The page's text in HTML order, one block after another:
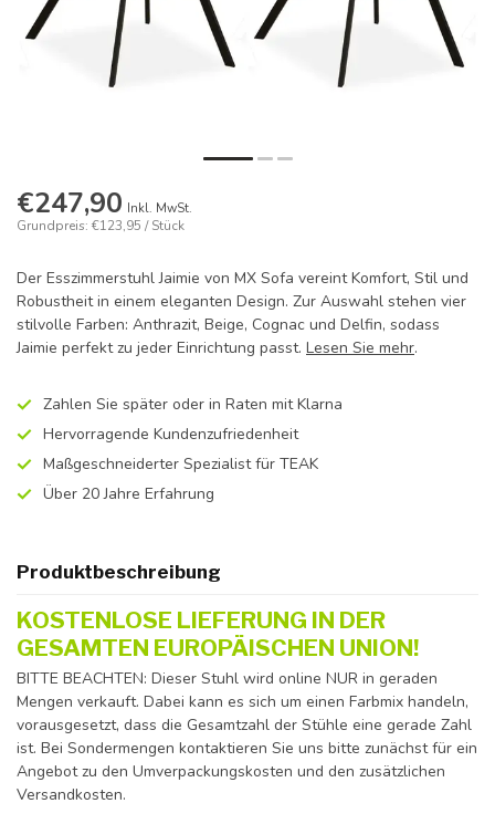
€247,90 Inkl. MwSt.
Grundpreis: €123,95 / Stück
Der Esszimmerstuhl Jaimie von MX Sofa vereint Komfort, Stil und
Robustheit in einem eleganten Design. Zur Auswahl stehen vier
stilvolle Farben: Anthrazit, Beige, Cognac und Delfin, sodass
Jaimie perfekt zu jeder Einrichtung passt. Lesen Sie mehr.
Zahlen Sie später oder in Raten mit Klarna
Hervorragende Kundenzufriedenheit
Maßgeschneiderter Spezialist für TEAK
Über 20 Jahre Erfahrung
Produktbeschreibung
KOSTENLOSE LIEFERUNG IN DER
GESAMTEN EUROPÄISCHEN UNION!
BITTE BEACHTEN: Dieser Stuhl wird online NUR in geraden
Mengen verkauft. Dabei kann es sich um einen Farbmix handeln,
vorausgesetzt, dass die Gesamtzahl der Stühle eine gerade Zahl
ist. Bei Sondermengen kontaktieren Sie uns bitte zunächst für ein
Angebot zu den Umverpackungskosten und den zusätzlichen
Versandkosten.